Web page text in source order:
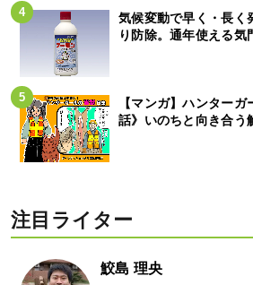
気候変動で早く・長く
り防除。通年使える気
【マンガ】ハンター
話》いのちと向き合う
注目ライター
鮫島 理央